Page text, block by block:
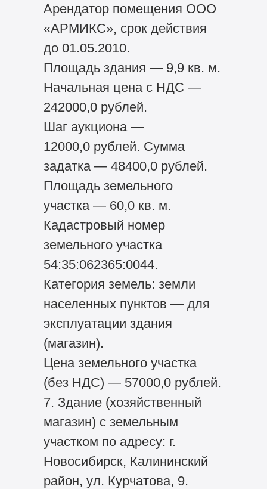
Арендатор помещения ООО
«АРМИКС», срок действия
до 01.05.2010.
Площадь здания — 9,9 кв. м.
Начальная цена с НДС —
242000,0 рублей.
Шаг аукциона —
12000,0 рублей. Сумма
задатка — 48400,0 рублей.
Площадь земельного
участка — 60,0 кв. м.
Кадастровый номер
земельного участка
54:35:062365:0044.
Категория земель: земли
населенных пунктов — для
эксплуатации здания
(магазин).
Цена земельного участка
(без НДС) — 57000,0 рублей.
7. Здание (хозяйственный
магазин) с земельным
участком по адресу: г.
Новосибирск, Калининский
район, ул. Курчатова, 9.